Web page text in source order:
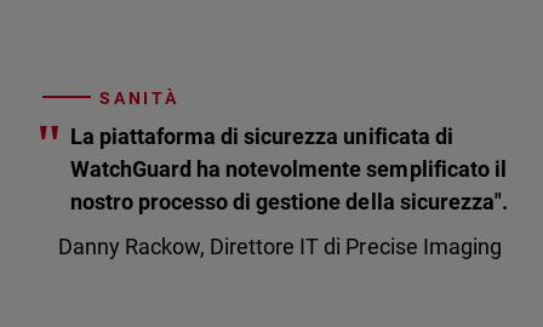
SANITÀ
" La piattaforma di sicurezza unificata di
WatchGuard ha notevolmente semplificato il
nostro processo di gestione della sicurezza".
Danny Rackow, Direttore IT di Precise Imaging